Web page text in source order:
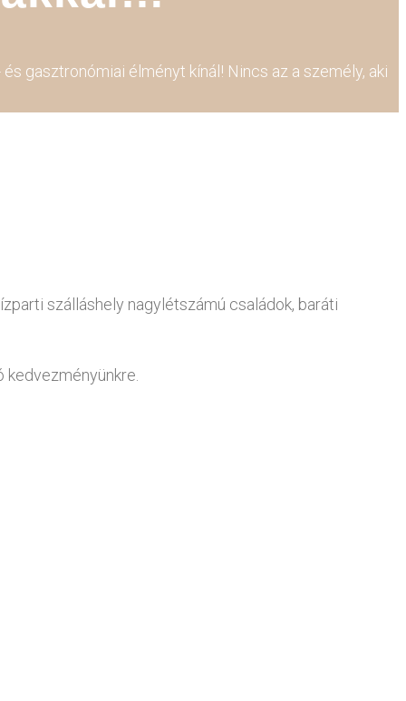
gasztronómiai élményt kínál! Nincs az a személy, aki
szálláshely nagylétszámú családok, baráti